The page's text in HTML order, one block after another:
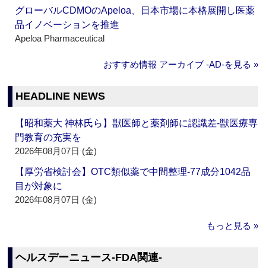
グローバルCDMOのApeloa、日本市場に本格展開し医薬
品イノベーションを推進
Apeloa Pharmaceutical
おすすめ情報 アーカイブ ‐AD‐を見る »
HEADLINE NEWS
【昭和薬大 神林氏ら】獣医師と薬剤師に認識差‐獣医療専
門教育の充実を
2026年08月07日 (金)
【厚労省検討会】OTC類似薬で中間整理‐77成分1042品
目が対象に
2026年08月07日 (金)
もっと見る »
ヘルスデーニュース‐FDA関連‐